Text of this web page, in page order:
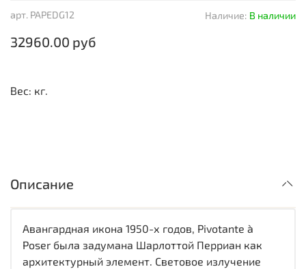
арт. PAPEDG12 Наличие: В наличии
32960.00 руб
Вес: кг.
Описание
Авангардная икона 1950-х годов, Pivotante à
Poser была задумана Шарлоттой Перриан как
архитектурный элемент. Световое излучение